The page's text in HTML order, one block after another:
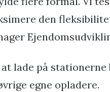
den
lade på stationerne
egne opladere.